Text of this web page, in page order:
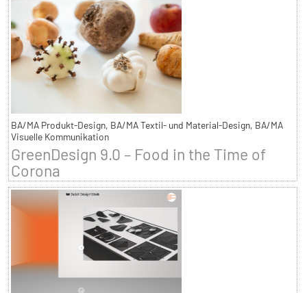
BA/MA Produkt-Design, BA/MA Textil- und Material-Design, BA/MA
Visuelle Kommunikation
GreenDesign 9.0 – Food in the Time of
Corona